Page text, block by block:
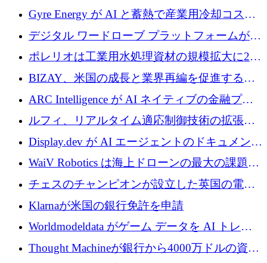
100 万ポンドを確保
Gyre Energy が AI と蓄熱で産業用冷却コスト
を削減するために 130 万ドルを調達
デジタル ワードローブ プラットフォームが
1,000 万人のユーザーに到達し、Whering が
700 万ドルを獲得
ポレリオは工業用水処理資材の規模拡大に240
万ユーロを確保
BIZAY、米国の成長と業界再編を促進するた
めに5,500万ドルを確保
ARC Intelligence が AI ネイティブの金融プラ
ットフォームを拡大するために 400 万ユーロ
ルフィ、リアルタイム適応制御技術の拡張に
810万ポンドを確保
Display.dev が AI エージェントのドキュメント
コラボレーションを強化するために 47 万ユー
WaiV Robotics は海上ドローンの最大の課題の
1 つをどのように解決しているか
チェスのチャンピオンが設立した英国の電池
材料スタートアップ TaiSan が 465 万ポンドを
Klarnaが米国の銀行免許を申請
Worldmodeldata がゲーム データを AI トレー
ニングに変えるために 700 万ポンドを獲得
Thought Machineが銀行から4000万ドルの資金